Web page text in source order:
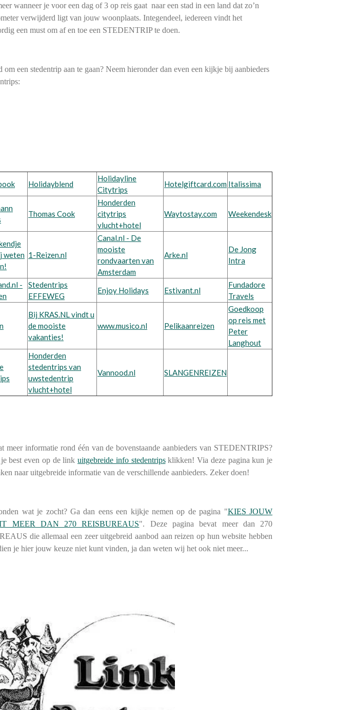
wanneer je voor een dag of 3 op reis gaat naar een stad in een land dat zo’n
verwijderd ligt van jouw woonplaats. Integendeel, iedereen vindt het
een must om af en toe een STEDENTRIP te doen.
om een stedentrip aan te gaan? Neem hieronder dan even een kijkje bij aanbieders
Holidayblend
Holidayline
Citytrips
Hotelgiftcard.com Italissima
Thomas Cook
Honderden
citytrips
vlucht+hotel
Waytostay.com Weekendesk
weten 1-Reizen.nl
Canal.nl - De
mooiste
rondvaarten van
Amsterdam
Arke.nl
De Jong
Intra
-
Stedentrips
EFFEWEG
Enjoy Holidays Estivant.nl
Fundadore
Travels
Bij KRAS.NL vindt u
de mooiste
vakanties!
www.musico.nl Pelikaanreizen
Goedkoop
op reis met
Peter
Langhout
Honderden
stedentrips van
uwstedentrip
vlucht+hotel
Vannood.nl SLANGENREIZEN
meer informatie rond één van de bovenstaande aanbieders van STEDENTRIPS?
best even op de linkuitgebreide info stedentripsklikken! Via deze pagina kun je
naar uitgebreide informatie van de verschillende aanbieders. Zeker doen!
wat je zocht? Ga dan eens een kijkje nemen op de pagina "KIES JOUW
MEER DAN 270 REISBUREAUS". Deze pagina bevat meer dan 270
die allemaal een zeer uitgebreid aanbod aan reizen op hun website hebben
je hier jouw keuze niet kunt vinden, ja dan weten wij het ook niet meer...